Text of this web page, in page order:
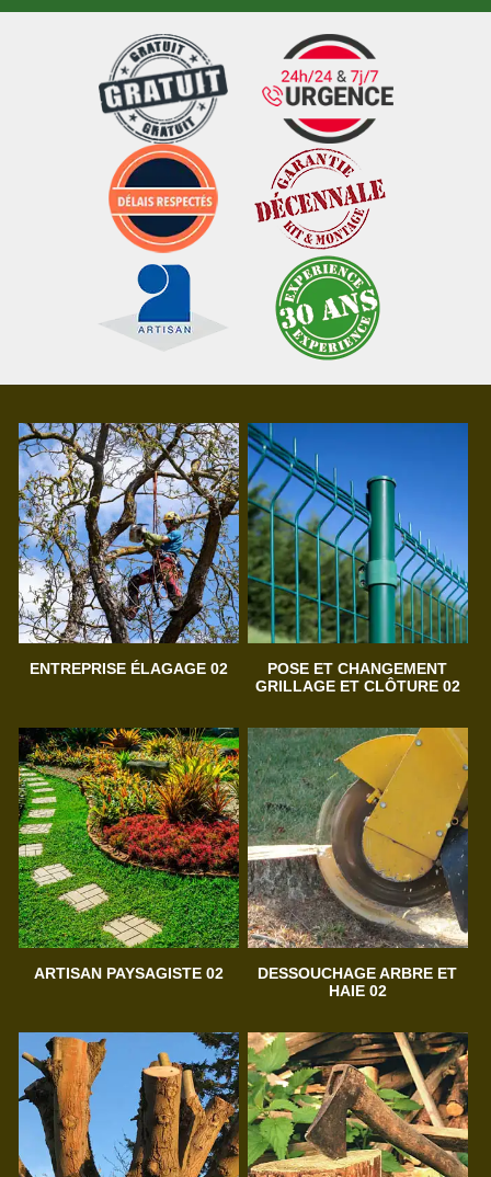
ENTREPRISE ÉLAGAGE 02
POSE ET CHANGEMENT
GRILLAGE ET CLÔTURE 02
ARTISAN PAYSAGISTE 02
DESSOUCHAGE ARBRE ET
HAIE 02